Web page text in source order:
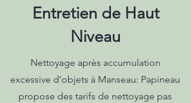
Entretien de Haut
Niveau
Nettoyage après accumulation
excessive d’objets à Manseau: Papineau
propose des tarifs de nettoyage pas